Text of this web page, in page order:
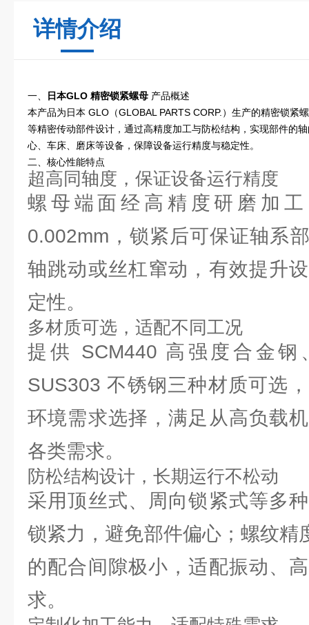
详情介绍
一、 日本GLO 精密锁紧螺母 产品概述
本产品为日本 GLO（GLOBAL PARTS CORP.）生产的精密锁紧
等精密传动部件设计，通过高精度加工与防松结构，实现部件的
心、车床、磨床等设备，保障设备运行精度与稳定性。
二、核心性能特点
超高同轴度，保证设备运行精度
螺母端面经高精度研磨加
0.002mm，锁紧后可保证轴系
轴跳动或丝杠窜动，有效提升
定性。
多材质可选，适配不同工况
提供 SCM440 高强度合金钢
SUS303 不锈钢三种材质可选
环境需求选择，满足从高负载
各类需求。
防松结构设计，长期运行不松动
采用顶丝式、周向锁紧式等多
锁紧力，避免部件偏心；螺纹精
的配合间隙极小，适配振动、
求。